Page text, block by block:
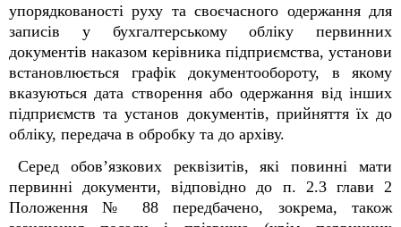
упорядкованості руху та своєчасного одержання для
записів у бухгалтерському обліку первинних
документів наказом керівника підприємства, установи
встановлюється графік документообороту, в якому
вказуються дата створення або одержання від інших
підприємств та установ документів, прийняття їх до
обліку, передача в обробку та до архіву.
Серед обов’язкових реквізитів, які повинні мати
первинні документи, відповідно до п. 2.3 глави 2
Положення № 88 передбачено, зокрема, також